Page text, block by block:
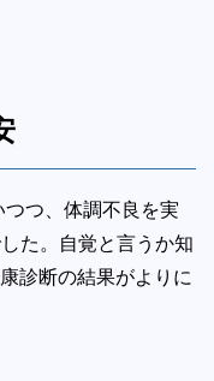
つ、体調不良を実
た。自覚と言うか知
診断の結果がよりに